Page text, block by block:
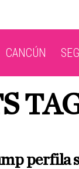
CANCÚN
perfila